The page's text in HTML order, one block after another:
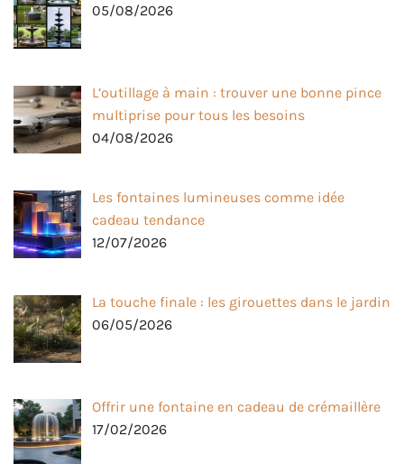
05/08/2026
L’outillage à main : trouver une bonne pince
multiprise pour tous les besoins
04/08/2026
Les fontaines lumineuses comme idée
cadeau tendance
12/07/2026
La touche finale : les girouettes dans le jardin
06/05/2026
Offrir une fontaine en cadeau de crémaillère
17/02/2026